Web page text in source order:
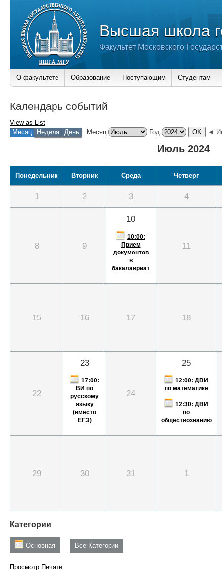
Высшая школа
Факультет Московского
О факультете Образование Поступающим Студентам
Календарь событий
View as List
Месяц
Неделя День Месяц Год ◄
Июль 2024
Понедельник Вторник Среда Четверг
1 2 3 4
8 9
10
10:00:
Прием
документов
в
бакалавриат
11
15 16 17 18
22
23
17:00:
ВИ по
русскому
языку
(вместо
ЕГЭ)
24
25
12:00: ДВИ
по математике
12:30: ДВИ
по
обществознанию
29 30 31 1
Категории
Основная Все Категории
Просмотр Печати